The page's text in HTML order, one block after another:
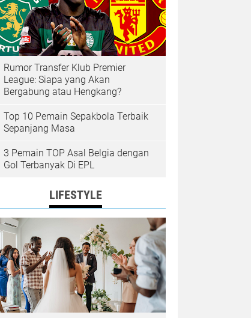
Rumor Transfer Klub Premier
League: Siapa yang Akan
Bergabung atau Hengkang?
Top 10 Pemain Sepakbola Terbaik
Sepanjang Masa
3 Pemain TOP Asal Belgia dengan
Gol Terbanyak Di EPL
LIFESTYLE